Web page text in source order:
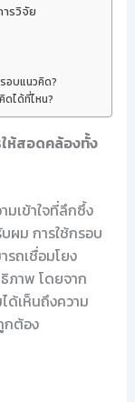
รวิจัย
อบแนวคิด?
ดได้ที่ไหน?
ห้สอดคล้องทั้ง
มเข้าใจที่ลึกซึ้ง
ผม การใช้กรอบ
รถเชื่อมโยง
ภาพ โดยจาก
ด้เห็นถึงความ
กต้อง